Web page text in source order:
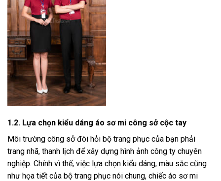
1.2. Lựa chọn kiểu dáng áo sơ mi công sở cộc tay
Môi trường công sở đòi hỏi bộ trang phục của bạn phải
trang nhã, thanh lịch để xây dựng hình ảnh công ty chuyên
nghiệp. Chính vì thế, việc lựa chọn kiểu dáng, màu sắc cũng
như họa tiết của bộ trang phục nói chung, chiếc áo sơ mi